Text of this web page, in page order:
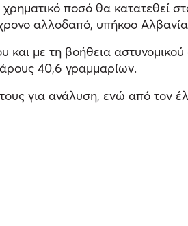
ποσό θα κατατεθεί
αλλοδαπό, υπήκοο
και με τη βοήθεια
40,6 γραμμαρίων.
για ανάλυση, ενώ από τον